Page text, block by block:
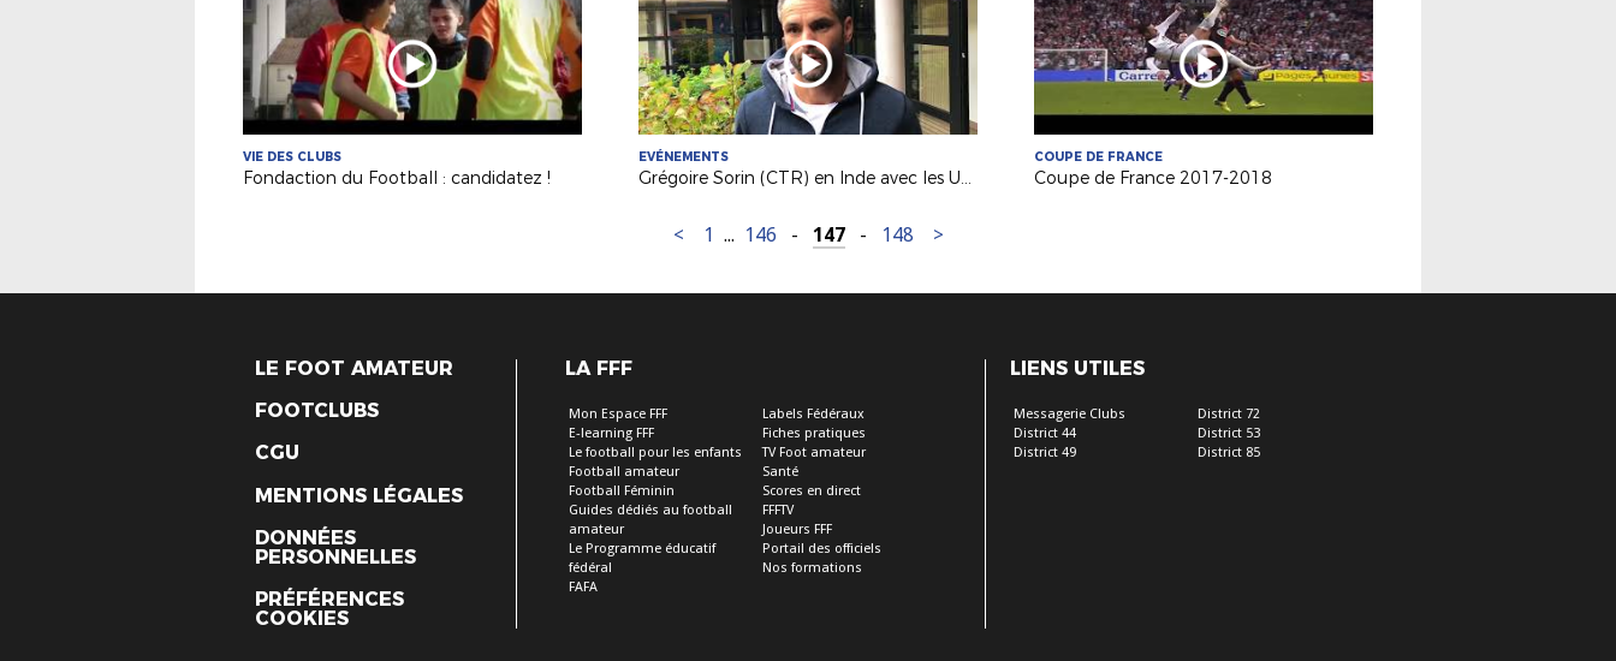
VIE DES CLUBS
Fondaction du Football : candidatez !
EVÉNEMENTS
Grégoire Sorin (CTR) en Inde avec les U18 Français
COUPE DE FRANCE
Coupe de France 2017-2018
< 1 ... 146 - 147 - 148 >
LE FOOT AMATEUR
FOOTCLUBS
CGU
MENTIONS LÉGALES
DONNÉES
PERSONNELLES
PRÉFÉRENCES
COOKIES
LA FFF
Mon Espace FFF
E-learning FFF
Le football pour les enfants
Football amateur
Football Féminin
Guides dédiés au football
amateur
Le Programme éducatif
fédéral
FAFA
Labels Fédéraux
Fiches pratiques
TV Foot amateur
Santé
Scores en direct
FFFTV
Joueurs FFF
Portail des officiels
Nos formations
LIENS UTILES
Messagerie Clubs
District 44
District 49
District 72
District 53
District 85